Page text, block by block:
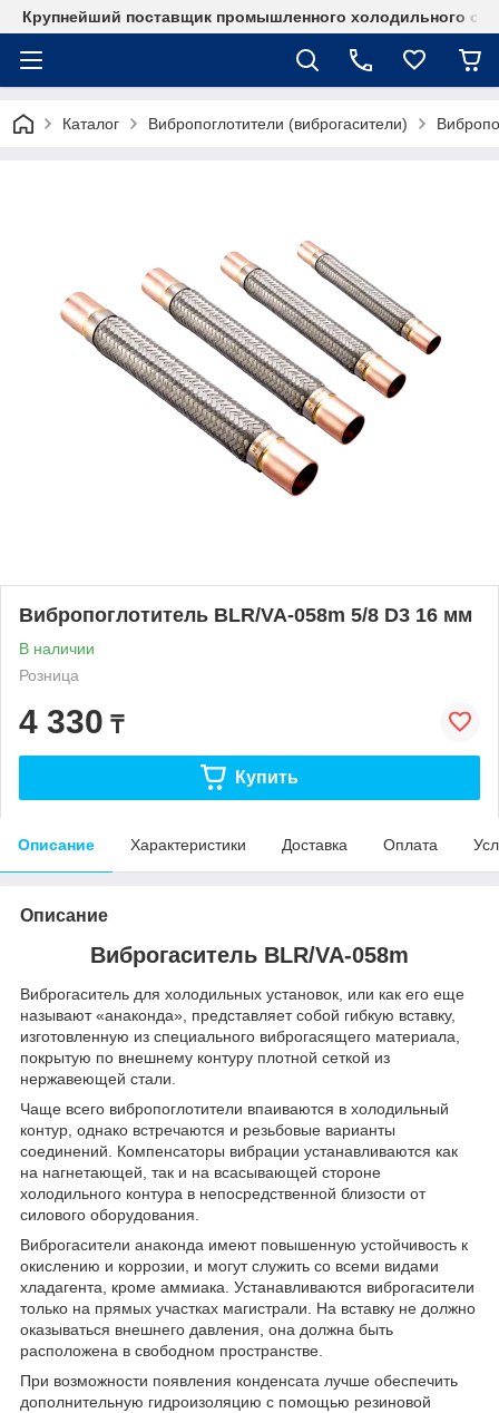
Крупнейший поставщик промышленного холодильного
Каталог Вибропоглотители (виброгасители)
Вибропоглотитель BLR/VA-058m 5/8 D3 16 мм
В наличии
Розница
4 330 ₸
Купить
Описание Характеристики Доставка Оплата
Описание
Виброгаситель BLR/VA-058m
Виброгаситель для холодильных установок, или как его еще
называют «анаконда», представляет собой гибкую вставку,
изготовленную из специального виброгасящего материала,
покрытую по внешнему контуру плотной сеткой из
нержавеющей стали.
Чаще всего вибропоглотители впаиваются в холодильный
контур, однако встречаются и резьбовые варианты
соединений. Компенсаторы вибрации устанавливаются как
на нагнетающей, так и на всасывающей стороне
холодильного контура в непосредственной близости от
силового оборудования.
Виброгасители анаконда имеют повышенную устойчивость к
окислению и коррозии, и могут служить со всеми видами
хладагента, кроме аммиака. Устанавливаются виброгасители
только на прямых участках магистрали. На вставку не должно
оказываться внешнего давления, она должна быть
расположена в свободном пространстве.
При возможности появления конденсата лучше обеспечить
дополнительную гидроизоляцию с помощью резиновой